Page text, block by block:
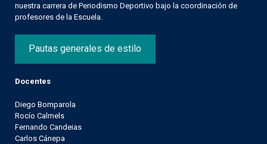
nuestra carrera de Periodismo Deportivo bajo la coordinación de
profesores de la Escuela.
Pautas generales de estilo
Docentes
Diego Bomparola
Rocío Calmels
Fernando Candeias
Carlos Cánepa